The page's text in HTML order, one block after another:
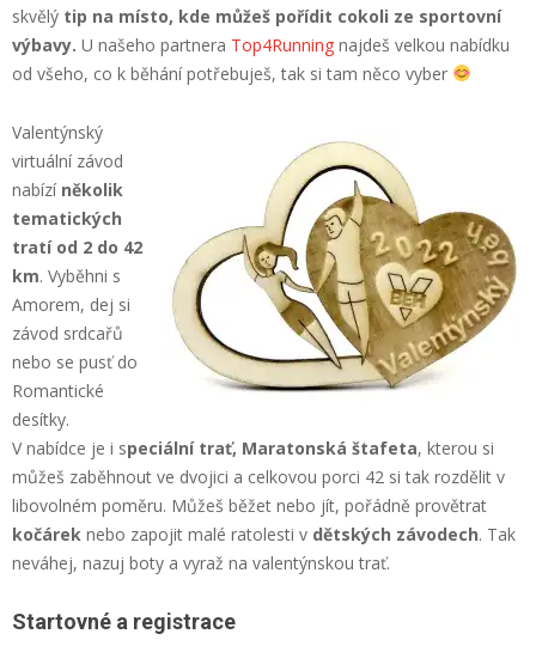
skvělý tip na místo, kde můžeš pořídit cokoli ze sportovní
výbavy. U našeho partnera Top4Running najdeš velkou nabídku
od všeho, co k běhání potřebuješ, tak si tam něco vyber
Valentýnský
virtuální závod
nabízí několik
tematických
tratí od 2 do 42
km. Vyběhni s
Amorem, dej si
závod srdcařů
nebo se pusť do
Romantické
desítky.
V nabídce je i speciální trať, Maratonská štafeta, kterou si
můžeš zaběhnout ve dvojici a celkovou porci 42 si tak rozdělit v
libovolném poměru. Můžeš běžet nebo jít, pořádně provětrat
kočárek nebo zapojit malé ratolesti v dětských závodech. Tak
neváhej, nazuj boty a vyraž na valentýnskou trať.
Startovné a registrace